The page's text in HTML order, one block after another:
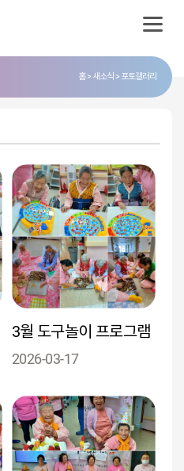
홈 새소식 포토갤러리
3월 도구놀이 프로그램
2026-03-17